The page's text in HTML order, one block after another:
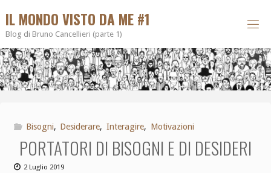
IL MONDO VISTO DA ME #1
Blog di Bruno Cancellieri (parte 1)
Bisogni, Desiderare, Interagire, Motivazioni
PORTATORI DI BISOGNI E DI DESIDERI
2 Luglio 2019